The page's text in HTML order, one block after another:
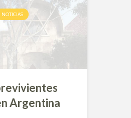
NOTICIAS
Argentina